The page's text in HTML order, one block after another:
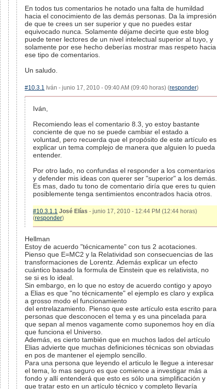
En todos tus comentarios he notado una falta de humildad
hacia el conocimiento de las demás personas. Da la impresión
de que te crees un ser superior y que no puedes estar
equivocado nunca. Solamente déjame decirte que este blog
puede tener lectores de un nivel intelectual superior al tuyo, y
solamente por ese hecho deberías mostrar mas respeto hacia
ese tipo de comentarios.
Un saludo.
#10.3.1 Iván - junio 17, 2010 - 09:40 AM (09:40 horas) (responder)
Iván,
Recomiendo leas el comentario 8.3, yo estoy bastante
conciente de que no se puede cambiar el estado a
voluntad, pero recuerda que el propósito de este artículo es
explicar un tema complejo de manera que alguien lo pueda
entender.
Por otro lado, no confundas el responder a los comentarios
y defender mis ideas con querer ser "superior" a los demás.
Es mas, dado tu tono de comentario diría que eres tu quien
posiblemente tenga sentimientos encontrados hacia otros.
#10.3.1.1 José Elías - junio 17, 2010 - 12:44 PM (12:44 horas)
(responder)
Hellman
Estoy de acuerdo "técnicamente" con tus 2 acotaciones.
Pienso que E=MC2 y la Relatividad son consecuencias de las
transformaciones de Lorentz. Además explicar un efecto
cuántico basado la formula de Einstein que es relativista, no
se si es lo ideal.
Sin embargo, en lo que no estoy de acuerdo contigo y apoyo
a Elias es que "no técnicamente" el ejemplo es claro y explica
a grosso modo el funcionamiento
del entrelazamiento. Pienso que este artículo esta escrito para
personas que desconocen el tema y es una pincelada para
que sepan al menos vagamente como suponemos hoy en día
que funciona el Universo.
Además, es cierto también que en muchos lados del artículo
Elias advierte que muchas definiciones técnicas son obviadas
en pos de mantener el ejemplo sencillo.
Para una persona que leyendo el articulo le llegue a interesar
el tema, lo mas seguro es que comience a investigar más a
fondo y allí entenderá que esto es sólo una simplificación y
que tratar esto en un artículo técnico y completo llevaría